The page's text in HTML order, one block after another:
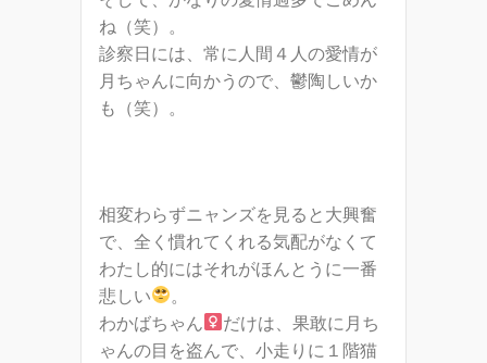
ね（笑）。
診察日には、常に人間４人の愛情が
月ちゃんに向かうので、鬱陶しいか
も（笑）。
相変わらずニャンズを見ると大興奮
で、全く慣れてくれる気配がなくて
わたし的にはそれがほんとうに一番
悲しい
。
わかばちゃん
だけは、果敢に月ち
ゃんの目を盗んで、小走りに１階猫